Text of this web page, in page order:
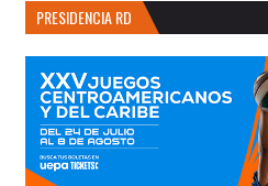
PRESIDENCIA RD